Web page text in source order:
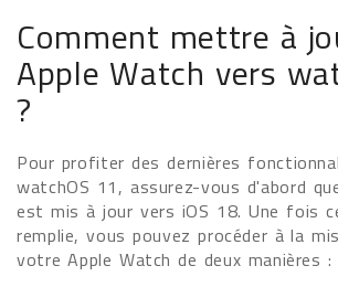
Comment mettre à
Apple Watch vers
?
Pour profiter des dernières
watchOS 11, assurez-vous d'abord
est mis à jour vers iOS 18. Une fois
remplie, vous pouvez procéder à la
votre Apple Watch de deux manières :